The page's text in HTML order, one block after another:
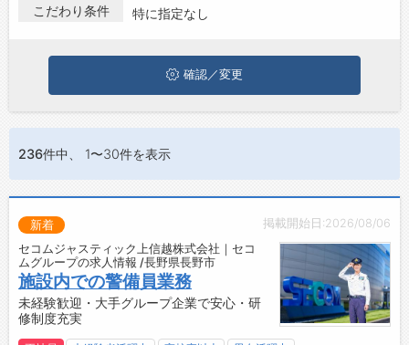
お問い合わせ
よくあるご質問
こだわり条件
特に指定なし
確認／変更
236件中、 1〜30件を表示
掲載開始日:2026/08/06
新着
セコムジャスティック上信越株式会社｜セコ
ムグループの求人情報 /長野県長野市
施設内での警備員業務
未経験歓迎・大手グループ企業で安心・研
修制度充実